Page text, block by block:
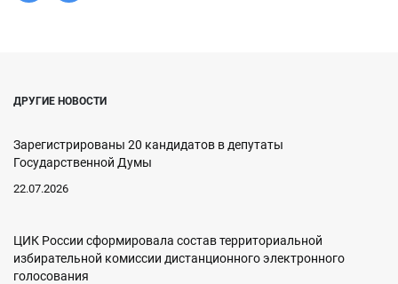
ДРУГИЕ НОВОСТИ
Зарегистрированы 20 кандидатов в депутаты
Государственной Думы
22.07.2026
ЦИК России сформировала состав территориальной
избирательной комиссии дистанционного электронного
голосования